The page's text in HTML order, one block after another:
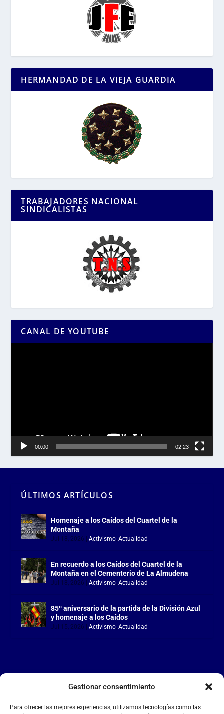
Gestionar consentimiento
Para ofrecer las mejores experiencias, utilizamos tecnologías como las
HERMANDAD DE LA VIEJA GUARDIA
TRABAJADORES NACIONAL
SINDICALISTAS
CANAL DE YOUTUBE
00:00 02:23
ÚLTIMOS ARTÍCULOS
Homenaje a los Caídos del Cuartel de la
Montaña
Jul 18, 2026 |Activismo,Actualidad
En recuerdo a los Caídos del Cuartel de la
Montaña en el Cementerio de La Almudena
Jul 18, 2026 |Activismo,Actualidad
85º aniversario de la partida de la División Azul
y homenaje a los Caídos
Jul 15, 2026 |Activismo,Actualidad
LA FALANGE